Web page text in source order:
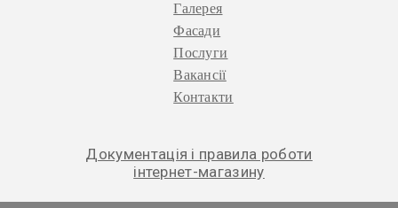
Галерея
Фасади
Послуги
Вакансії
Контакти
Документація і правила роботи
інтернет-магазину